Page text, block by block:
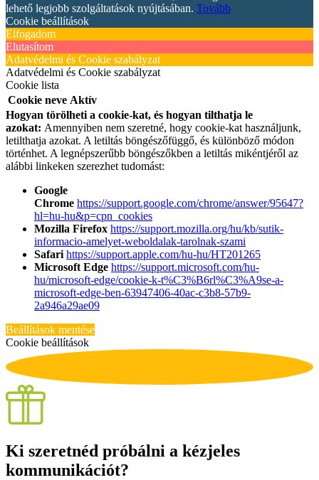
lehető legjobb szolgáltatások nyújtásában. Tovább
Cookie beállítások
Elfogadom
Elutasítom
Adatvédelmi és Cookie szabályzat
Adatvédelmi és Cookie szabályzat
Cookie lista
Cookie neve Aktív
Hogyan törölheti a cookie-kat, és hogyan tilthatja le
azokat: Amennyiben nem szeretné, hogy cookie-kat használjunk,
letilthatja azokat. A letiltás böngészőfüggő, és különböző módon
történhet. A legnépszerűbb böngészőkben a letiltás mikéntjéről az
alábbi linkeken szerezhet tudomást:
Google
Chrome https://support.google.com/chrome/answer/95647?
hl=hu-hu&p=cpn_cookies
Mozilla Firefox https://support.mozilla.org/hu/kb/sutik-
informacio-amelyet-weboldalak-tarolnak-szami
Safari https://support.apple.com/hu-hu/HT201265
Microsoft Edge https://support.microsoft.com/hu-
hu/microsoft-edge/cookie-k-t%C3%B6rl%C3%A9se-a-
microsoft-edge-ben-63947406-40ac-c3b8-57b9-
2a946a29ae09
Beállítások mentése
Cookie beállítások
Ki szeretnéd próbálni a kézjeles
kommunikációt?